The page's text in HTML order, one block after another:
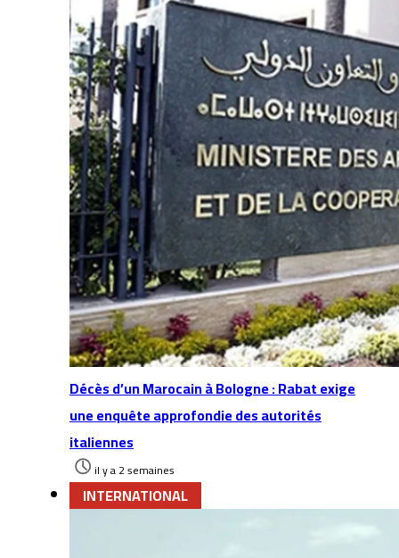
Décès d’un Marocain à Bologne : Rabat exige
une enquête approfondie des autorités
italiennes
il y a 2 semaines
INTERNATIONAL